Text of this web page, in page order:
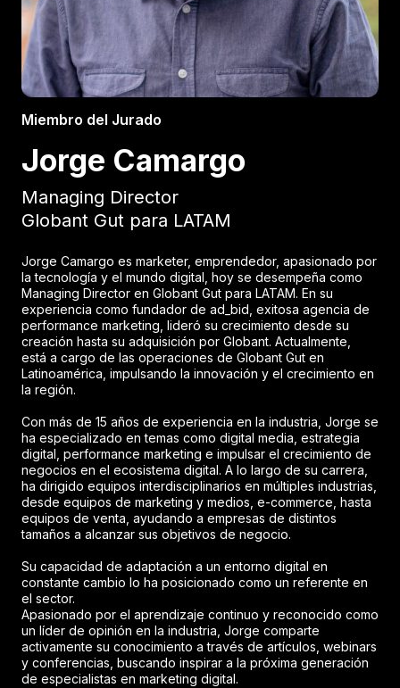
Miembro del Jurado
Jorge Camargo
Managing Director
Globant Gut para LATAM
Jorge Camargo es marketer, emprendedor, apasionado por
la tecnología y el mundo digital, hoy se desempeña como
Managing Director en Globant Gut para LATAM. En su
experiencia como fundador de ad_bid, exitosa agencia de
performance marketing, lideró su crecimiento desde su
creación hasta su adquisición por Globant. Actualmente,
está a cargo de las operaciones de Globant Gut en
Latinoamérica, impulsando la innovación y el crecimiento en
la región.
Con más de 15 años de experiencia en la industria, Jorge se
ha especializado en temas como digital media, estrategia
digital, performance marketing e impulsar el crecimiento de
negocios en el ecosistema digital. A lo largo de su carrera,
ha dirigido equipos interdisciplinarios en múltiples industrias,
desde equipos de marketing y medios, e-commerce, hasta
equipos de venta, ayudando a empresas de distintos
tamaños a alcanzar sus objetivos de negocio.
Su capacidad de adaptación a un entorno digital en
constante cambio lo ha posicionado como un referente en
el sector.
Apasionado por el aprendizaje continuo y reconocido como
un líder de opinión en la industria, Jorge comparte
activamente su conocimiento a través de artículos, webinars
y conferencias, buscando inspirar a la próxima generación
de especialistas en marketing digital.